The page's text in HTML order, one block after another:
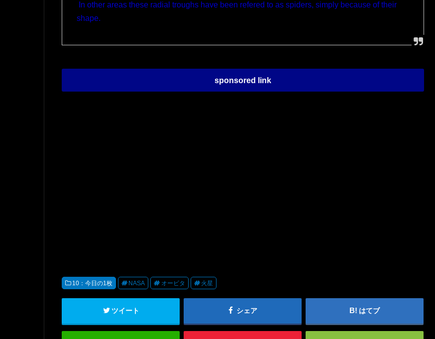
In other areas these radial troughs have been refered to as spiders, simply because of their
shape.
sponsored link
10：今日の1枚 NASA オービタ 火星
ツイート シェア はてブ